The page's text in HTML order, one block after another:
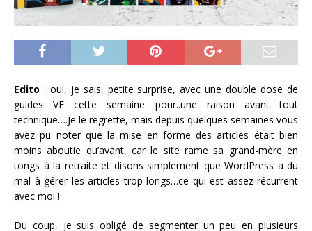
Edito : oui, je sais, petite surprise, avec une double dose de
guides VF cette semaine pour..une raison avant tout
technique….Je le regrette, mais depuis quelques semaines vous
avez pu noter que la mise en forme des articles était bien
moins aboutie qu’avant, car le site rame sa grand-mère en
tongs à la retraite et disons simplement que WordPress a du
mal à gérer les articles trop longs…ce qui est assez récurrent
avec moi !
Du coup, je suis obligé de segmenter un peu en plusieurs